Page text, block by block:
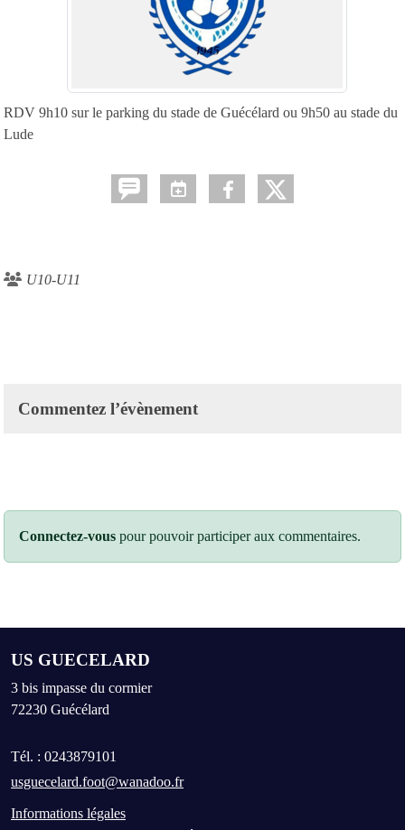
RDV 9h10 sur le parking du stade de Guécélard ou 9h50 au stade du
Lude
U10-U11
Commentez l’évènement
Connectez-vous pour pouvoir participer aux commentaires.
US GUECELARD
3 bis impasse du cormier
72230 Guécélard
Tél. : 0243879101
usguecelard.foot@wanadoo.fr
Informations légales